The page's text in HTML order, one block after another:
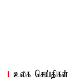
உலக செய்திகள்